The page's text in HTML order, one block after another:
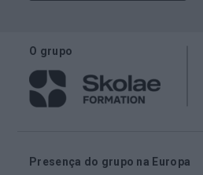
O grupo
Presença do grupo na Europa